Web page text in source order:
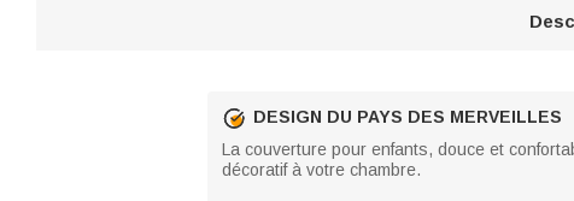
DESIGN DU PAYS DES MERVEILLES
La couverture pour enfants, douce et
décoratif à votre chambre.